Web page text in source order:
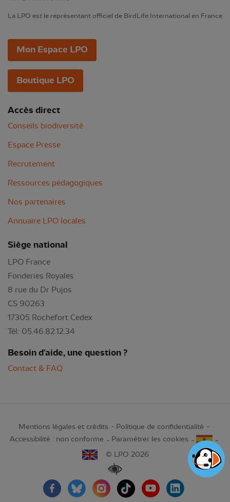
La LPO est le représentant officiel de BirdLife International en France
Mon Espace LPO
Boutique LPO
Accès direct
Conseils biodiversité
Espace Presse
Recrutement
Ressources pédagogiques
Nos partenaires
Annuaire LPO locales
Siège national
LPO France
Fonderies Royales
8 rue du Dr Pujos
CS 90263
17305 Rochefort Cedex
Tél: 05.46.82.12.34
Besoin d'aide, une question ?
Contact & FAQ
Mentions légales et crédits
Politique de confidentialité
Accessibilité : non conforme
Paramétrer les cookies
© LPO 2026
Renforcer les contrastes